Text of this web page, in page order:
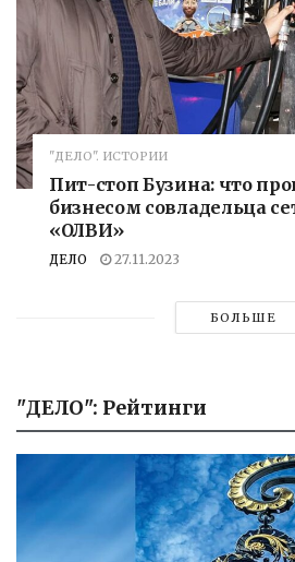
"ДЕЛО". ИСТОРИИ
Пит-стоп Бузина: что
бизнесом совладельца
«ОЛВИ»
ДЕЛО 27.11.2023
БОЛЬШЕ
"ДЕЛО": Рейтинги